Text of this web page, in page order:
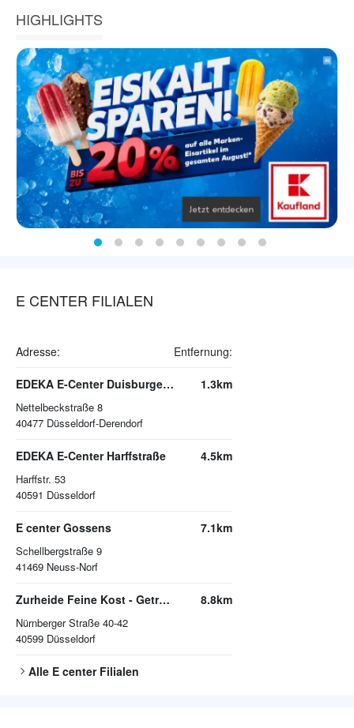
HIGHLIGHTS
E CENTER FILIALEN
Adresse: Entfernung:
EDEKA E-Center Duisburger Straße
Nettelbeckstraße 8
40477 Düsseldorf-Derendorf
1.3km
EDEKA E-Center Harffstraße
Harffstr. 53
40591 Düsseldorf
4.5km
E center Gossens
Schellbergstraße 9
41469 Neuss-Norf
7.1km
Zurheide Feine Kost - Getränkemarkt
Nürnberger Straße 40-42
40599 Düsseldorf
8.8km
Alle E centerFilialen